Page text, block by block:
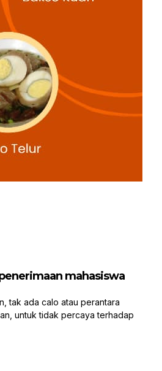
mahasiswa
tak ada calo atau perantara
untuk tidak percaya terhadap